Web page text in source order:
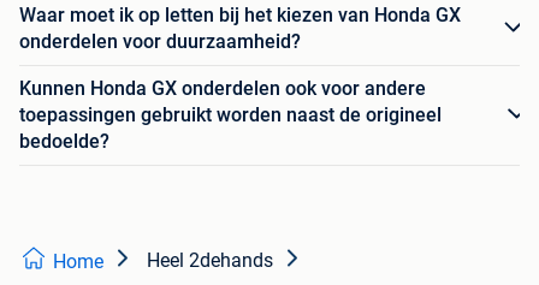
Waar moet ik op letten bij het kiezen van Honda GX
onderdelen voor duurzaamheid?
Kunnen Honda GX onderdelen ook voor andere
toepassingen gebruikt worden naast de origineel
bedoelde?
Home Heel 2dehands